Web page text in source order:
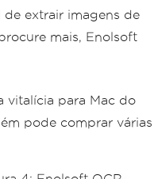
de extrair imagens de
mais, Enolsoft
vitalícia para Mac do
pode comprar várias